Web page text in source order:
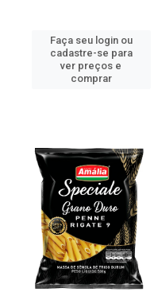
Faça seu login ou
cadastre-se para
ver preços e
comprar